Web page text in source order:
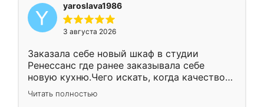
yaroslava1986
3 августа 2026
Заказала себе новый шкаф в студии
Ренессанс где ранее заказывала себе
новую кухню.Чего искать, когда качеством
вполне довольна. Служит кухня уже почти
два года, нареканий нет.
Читать полностью